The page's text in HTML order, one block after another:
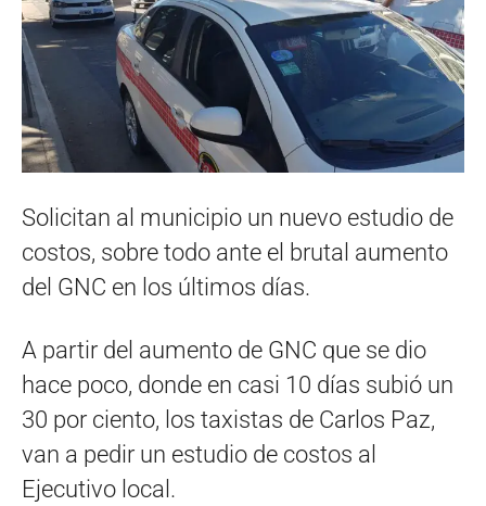
Solicitan al municipio un nuevo estudio de
costos, sobre todo ante el brutal aumento
del GNC en los últimos días.
A partir del aumento de GNC que se dio
hace poco, donde en casi 10 días subió un
30 por ciento, los taxistas de Carlos Paz,
van a pedir un estudio de costos al
Ejecutivo local.